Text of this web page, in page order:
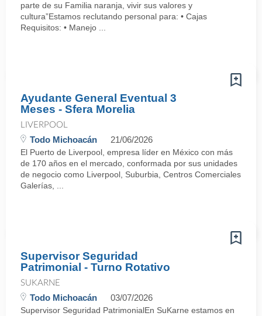
parte de su Familia naranja, vivir sus valores y
cultura”Estamos reclutando personal para: • Cajas
Requisitos: • Manejo ...
Ayudante General Eventual 3
Meses - Sfera Morelia
LIVERPOOL
Todo Michoacán 21/06/2026
El Puerto de Liverpool, empresa líder en México con más
de 170 años en el mercado, conformada por sus unidades
de negocio como Liverpool, Suburbia, Centros Comerciales
Galerías, ...
Supervisor Seguridad
Patrimonial - Turno Rotativo
SUKARNE
Todo Michoacán 03/07/2026
Supervisor Seguridad PatrimonialEn SuKarne estamos en